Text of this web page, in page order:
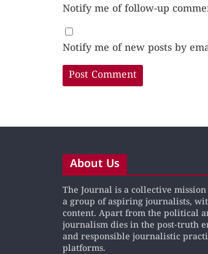
Notify me of follow-up
Notify me of new posts by
About Us
The Journal is a collective
a group of aspiring journalists,
content. Apart from the political
journalism dies in the post-truth
and responsible journalistic
platforms.